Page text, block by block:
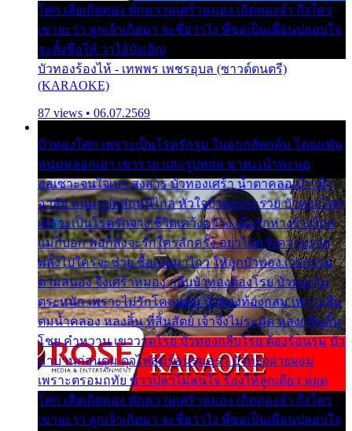
โศก เสียเถิดทอง พักความเศร้าหมอง เถิดทองจ๋า ถึงใคร
เขาจะว่า ลูกเจ้าเกิดมา จะชื่อว่าไง พี่ขอเป็นเพื่อนปลอบใจ
จะตั้งชื่อให้ ว่าไอ้บังเอิญ
บัวทองร้องไห้ - เทพพร เพชรอุบล (ซาวด์ดนตรี)
(KARAOKE)
87 views • 06.07.2569
บัวทองโศก เพราะเป็นโรครักรุม ในอกกลัดกลุ้ม โดนแฟน
หนุ่มหลอกเอา เขารวย และรูปหล่อ มาพะเน้าพะนอ
ออเซาะจนใจเบา สงสาร บัวทองเศร้า น้ำตาคลอเบ้า เฝ้า
อาลัย หนุ่มรูปหล่อหนีไกล หัวใจบัวทองระรวย บัวทองโศก
เพราะเป็นโรครักจาง ชีวิตเคว้งคว้าง เมื่อรักห่างร้างไกล
แม่ก็บอก พ่อก็สั่งจะรักใครสักครั้ง อย่าไปหวังความรวย
พลั้งไปใครจะช่วย ซื้อเปลมาไกว ให้ลูกบัวทอง เวรกรรม
ตามสนอง จึงเศร้าหมอง กลีบบัวทองต้องโรย บัวทองไม่
ตระหนัก เพราะไม่รักโคลนตม บัวทองท้องกลม เพราะลืม
ตมน้ำคลอง หลงลิ้น ที่สิ้นสัตย์ เจ้าจึงไม่ระมัด หลงกลิ่นลิ้น
โชย คำหวาน เขาวาดโรย บัวทองกลีบโรย ต้องร้อนรุม บัว
มาบานก่อนตูม ดุจไฟสุมร้อนรุมอุรา บัวทองผ่ายผอม
เพราะตรอมฤทัย ข้าวปลาไม่สนใจ ร้องไห้ลูกเดียว หยุด
โศก เสียเถิดทอง พักความเศร้าหมอง เถิดทองจ๋า ถึงใคร
เขาจะว่า ลูกเจ้าเกิดมา จะชื่อว่าไง พี่ขอเป็นเพื่อนปลอบใจ